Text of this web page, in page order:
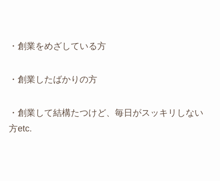
・創業をめざしている方
・創業したばかりの方
・創業して結構たつけど、毎日がスッキリしない
方etc.